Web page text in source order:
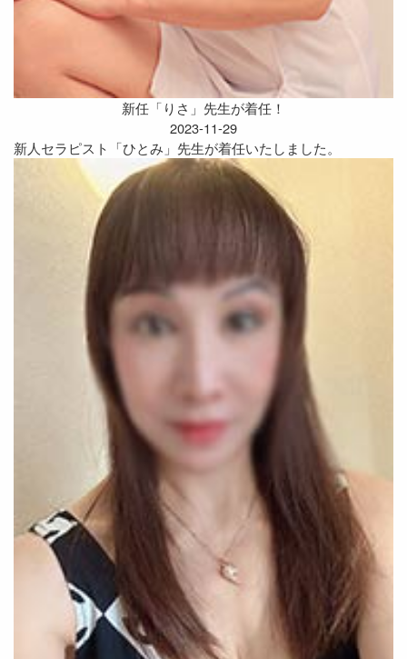
新任「りさ」先生が着任！
2023-11-29
新人セラピスト「ひとみ」先生が着任いたしました。